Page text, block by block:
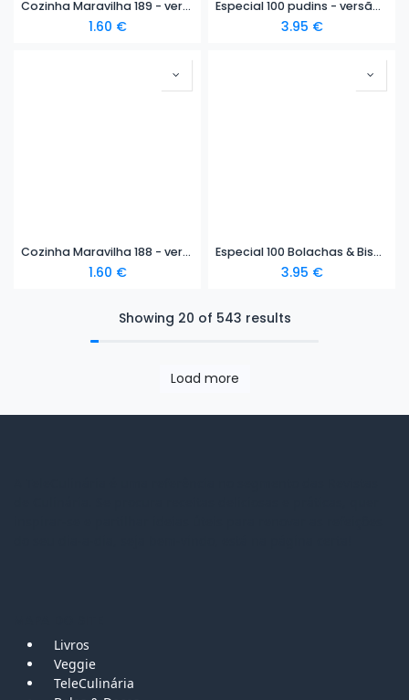
Cozinha Maravilha 189 - versão digital
1.60 €
Especial 100 pudins - versão digital
3.95 €
Cozinha Maravilha 188 - versão digital
1.60 €
Especial 100 Bolachas & Biscoitos - versão digital
3.95 €
Showing 20 of 543 results
Load more
Livros
Veggie
TeleCulinária